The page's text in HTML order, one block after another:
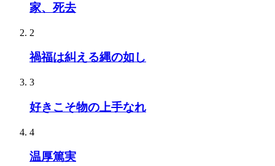
家、死去
2
禍福は糾える縄の如し
3
好きこそ物の上手なれ
4
温厚篤実